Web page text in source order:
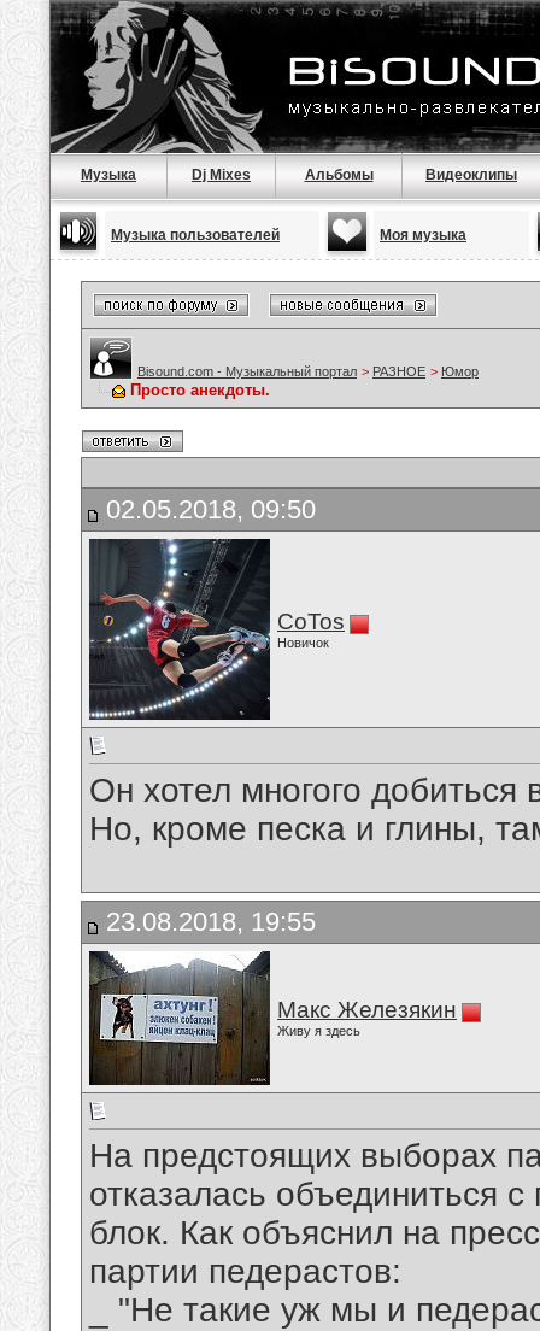
Музыка Dj Mixes Альбомы Видеоклипы
Музыка пользователей Моя музыка
Bisound.com - Музыкальный портал > РАЗНОЕ > Юмор
Просто анекдоты.
02.05.2018, 09:50
CoTos
Новичок
Он хотел многого добиться
Но, кроме песка и глины,
23.08.2018, 19:55
Макс Железякин
Живу я здесь
На предстоящих выборах
отказалась объединиться
блок. Как объяснил на
партии педерастов:
_ "Не такие уж мы и